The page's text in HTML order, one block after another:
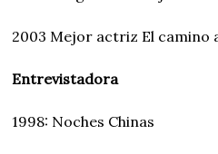
2003 Mejor actriz El camino
Entrevistadora
1998: Noches Chinas